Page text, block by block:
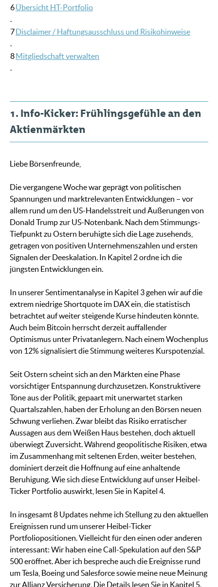
6
.
Übersicht HT-Portfolio
7
.
Disclaimer / Haftungsausschluss und Risikohinweise
8
.
Mitgliedschaft verwalten
1. Info-Kicker: Frühlingsgefühle an den
Aktienmärkten
Liebe Börsenfreunde,
Die vergangene Woche war geprägt von politischen
Spannungen und marktrelevanten Entwicklungen – vor
allem rund um den US-Handelsstreit und Äußerungen von
Donald Trump zur US-Notenbank. Nach dem Stimmungs-
Tiefpunkt zu Ostern beruhigte sich die Lage zusehends,
getragen von positiven Unternehmenszahlen und ersten
Signalen der Deeskalation. In Kapitel 2 ordne ich die
jüngsten Entwicklungen ein.
In unserer Sentimentanalyse in Kapitel 3 gehen wir auf die
extrem niedrige Shortquote im DAX ein, die statistisch
betrachtet auf weiter steigende Kurse hindeuten könnte.
Auch beim Bitcoin herrscht derzeit auffallender
Optimismus unter Privatanlegern. Nach einem Wochenplus
von 12% signalisiert die Stimmung weiteres Kurspotenzial.
Seit Ostern scheint sich an den Märkten eine Phase
vorsichtiger Entspannung durchzusetzen. Konstruktivere
Töne aus der Politik, gepaart mit unerwartet starken
Quartalszahlen, haben der Erholung an den Börsen neuen
Schwung verliehen. Zwar bleibt das Risiko erratischer
Aussagen aus dem Weißen Haus bestehen, doch aktuell
überwiegt Zuversicht. Während geopolitische Risiken, etwa
im Zusammenhang mit seltenen Erden, weiter bestehen,
dominiert derzeit die Hoffnung auf eine anhaltende
Beruhigung. Wie sich diese Entwicklung auf unser Heibel-
Ticker Portfolio auswirkt, lesen Sie in Kapitel 4.
In insgesamt 8 Updates nehme ich Stellung zu den aktuellen
Ereignissen rund um unserer Heibel-Ticker
Portfoliopositionen. Vielleicht für den einen oder anderen
interessant: Wir haben eine Call-Spekulation auf den S&P
500 eröffnet. Aber ich bespreche auch die Ereignisse rund
um Tesla, Boeing und Salesforce sowie meine neue Meinung
zur Allianz Versicherung. Die Details lesen Sie in Kapitel 5.